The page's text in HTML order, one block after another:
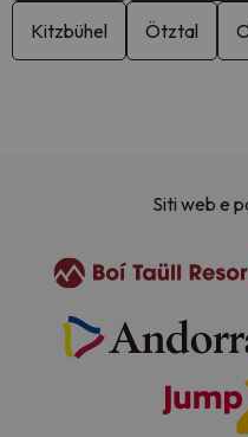
Kitzbühel Ötztal
Siti web e